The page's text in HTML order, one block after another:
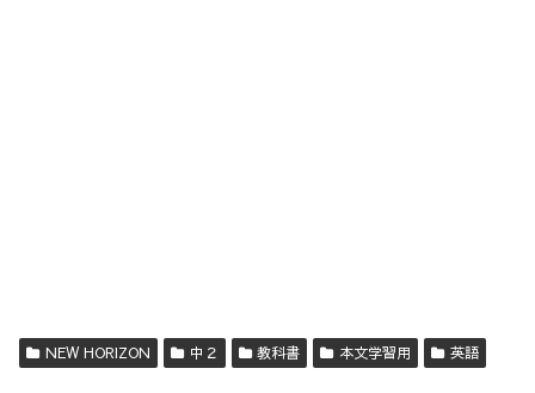
NEW HORIZON 中２ 教科書 本文学習用 英語